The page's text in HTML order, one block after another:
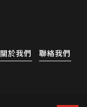
關於我們 聯絡我們